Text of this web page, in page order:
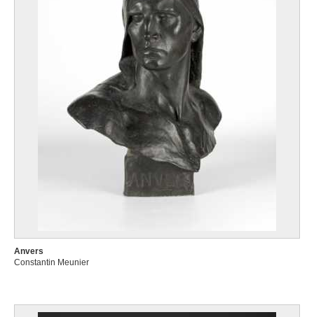
Anvers
Constantin Meunier